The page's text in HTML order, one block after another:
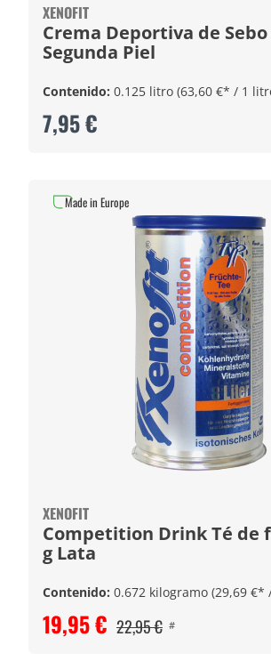
XENOFIT
Crema Deportiva de
Segunda Piel
Contenido: 0.125 litro (63,60 €* / 1
7,95 €
XENOFIT
Competition Drink Té de
g Lata
Contenido: 0.672 kilogramo (29,69 €*
19,95 € 22,95 € #
Made in Europe